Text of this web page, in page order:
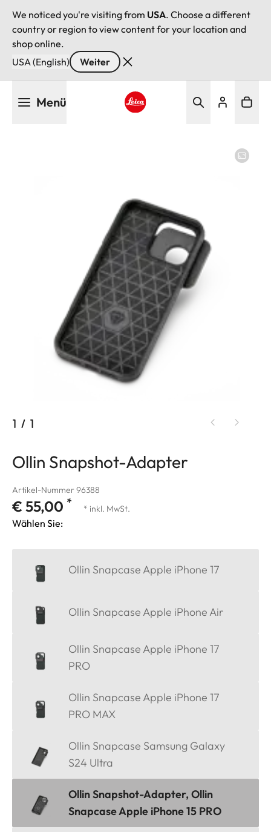
We noticed you're visiting from USA. Choose a different
country or region to view content for your location and
shop online.
USA (English)
Weiter
Menü
1 / 1
Ollin Snapshot-Adapter
Artikel-Nummer 96388
€ 55,00 * * inkl. MwSt.
Wählen Sie:
Ollin Snapcase Apple iPhone 17
Ollin Snapcase Apple iPhone Air
Ollin Snapcase Apple iPhone 17
PRO
Ollin Snapcase Apple iPhone 17
PRO MAX
Ollin Snapcase Samsung Galaxy
S24 Ultra
Ollin Snapshot-Adapter, Ollin
Snapcase Apple iPhone 15 PRO